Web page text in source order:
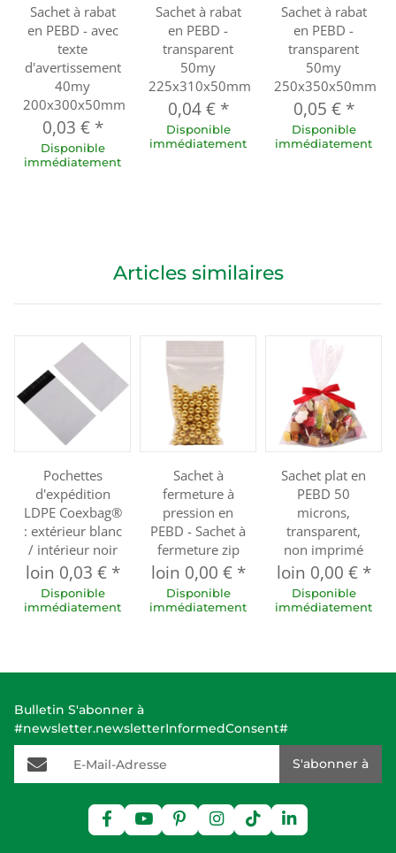
Sachet à rabat
en PEBD - avec
texte
d'avertissement
40my
200x300x50mm
0,03 € *
Disponible
immédiatement
Sachet à rabat
en PEBD -
transparent
50my
225x310x50mm
0,04 € *
Disponible
immédiatement
Sachet à rabat
en PEBD -
transparent
50my
250x350x50mm
0,05 € *
Disponible
immédiatement
Articles similaires
Pochettes
d'expédition
LDPE Coexbag®
: extérieur blanc
/ intérieur noir
loin 0,03 € *
Disponible
immédiatement
Sachet à
fermeture à
pression en
PEBD - Sachet à
fermeture zip
loin 0,00 € *
Disponible
immédiatement
Sachet plat en
PEBD 50
microns,
transparent,
non imprimé
loin 0,00 € *
Disponible
immédiatement
Bulletin S'abonner à
#newsletter.newsletterInformedConsent#
E-Mail-Adresse
S'abonner à